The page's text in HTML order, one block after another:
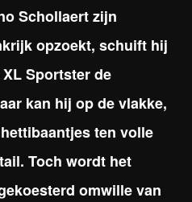
Schollaert zijn
opzoekt, schuift hij
Sportster de
kan hij op de vlakke,
ten volle
Toch wordt het
omwille van